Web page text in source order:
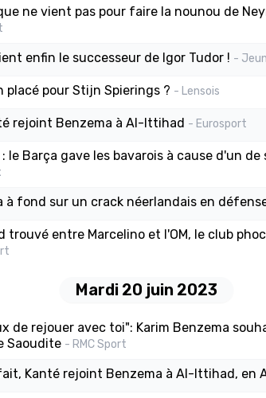
ne vient pas pour faire la nounou de
enfin le successeur de Igor Tudor ! -
placé pour Stijn Spierings ? - Lensois
rejoint Benzema à Al-Ittihad - Eurosport
le Barça gave les bavarois à cause d'un
à fond sur un crack néerlandais en
trouvé entre Marcelino et l'OM, le club
Mardi 20 juin 2023
de rejouer avec toi": Karim Benzema
Saoudite - RMC Sport
Kanté rejoint Benzema à Al-Ittihad, en